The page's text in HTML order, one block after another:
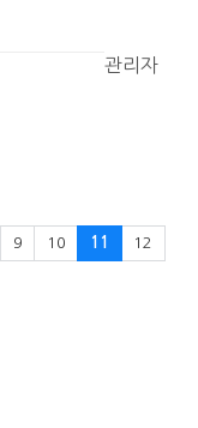
관리자
9 10 11 12